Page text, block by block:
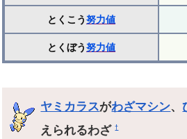
とくこう努力値
とくぼう努力値
ヤミカラスがわざマシン、
えられるわざ†